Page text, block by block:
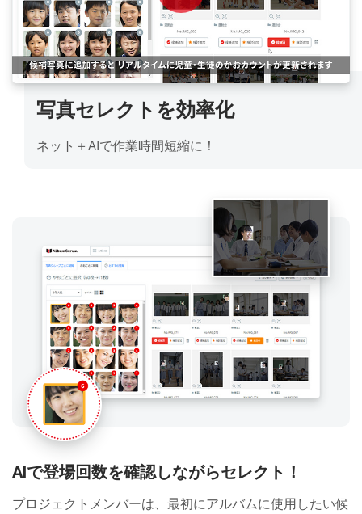
03-6431-8071
平日10:00～18:00 ※祝日・年末年始を除く
お問い合わせフォーム
写真セレクトを効率化
ネット＋AIで作業時間短縮に！
AIで登場回数を確認しながらセレクト！
プロジェクトメンバーは、最初にアルバムに使用したい候